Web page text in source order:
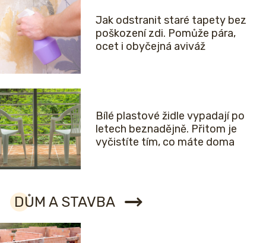
Jak odstranit staré tapety bez
poškození zdi. Pomůže pára,
ocet i obyčejná aviváž
Bílé plastové židle vypadají po
letech beznadějně. Přitom je
vyčistíte tím, co máte doma
DŮM A STAVBA